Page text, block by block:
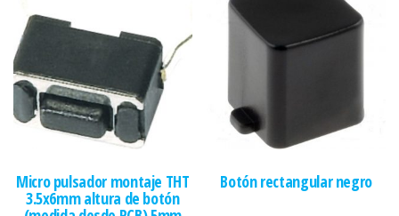
Micro pulsador montaje THT
3.5x6mm altura de botón
Botón rectangular negro